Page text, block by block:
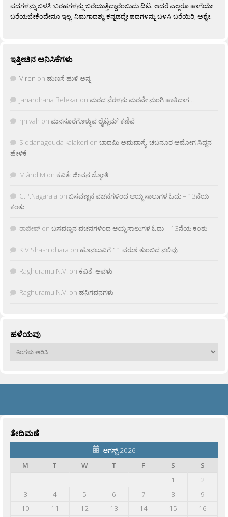
ಪದಗಳನ್ನು ಬಳಸಿ ಬರಹಗಳನ್ನು ಬರೆಯುತ್ತಿದ್ದಾರೆಂಬುದು ದಿಟ. ಆದರೆ ಎಲ್ಲರೂ ಹಾಗೆಯೇ
ಬರೆಯಬೇಕೆಂದೇನೂ ಇಲ್ಲ. ನಿಮಗಾದಶ್ಟು ಕನ್ನಡದ್ದೇ ಪದಗಳನ್ನು ಬಳಸಿ ಬರೆಯಿರಿ, ಅಶ್ಟೇ.
ಇತ್ತೀಚಿನ ಅನಿಸಿಕೆಗಳು
Viren on ಹುಣಸೆ ಹುಳಿ ಅನ್ನ
Janardhana Relekar on ಮರದ ನೆರಳನು ಮರವೇ ನುಂಗಿ ಹಾಕಿದಾಗ…
rjnivah on ಮನಸೂರೆಗೊಳ್ಳುವ ಲೈಟ್ಲಮ್ ಕಣಿವೆ
Siddanagouda kalakeri on ಬಾದಮಿ ಅಮವಾಸ್ಯೆ: ಚಬನೂರ ಅಮೋಗ ಸಿದ್ದನ
ಹೇಳಿಕೆ
M âñd M on ಕವಿತೆ: ಜೀವನ ಜ್ಯೋತಿ
C.P.Nagaraja on ಬಸವಣ್ಣನ ವಚನಗಳಿಂದ ಆಯ್ದ ಸಾಲುಗಳ ಓದು – 13ನೆಯ
ಕಂತು
ರಾಜೀವ್ on ಬಸವಣ್ಣನ ವಚನಗಳಿಂದ ಆಯ್ದ ಸಾಲುಗಳ ಓದು – 13ನೆಯ ಕಂತು
K.V Shashidhara on ಹೊನಲುವಿಗೆ 11 ವರುಶ ತುಂಬಿದ ನಲಿವು
Raghuramu N.V. on ಕವಿತೆ: ಅವಳು
Raghuramu N.V. on ಹನಿಗವನಗಳು
ಹಳೆಯವು
ಹಳೆಯವು
ತೇದಿಮಣೆ
ಆಗಸ್ಟ್ 2026
M
T W T F S
S
1
2
3
4 5 6 7 8
9
10
11 12 13 14 15
16